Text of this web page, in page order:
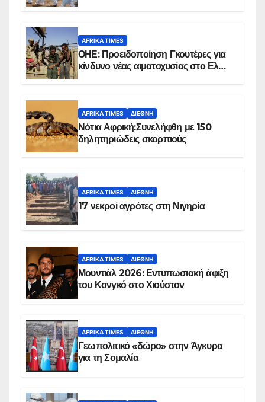
AFRIKA TIMES
ΟΗΕ: Προειδοποίηση Γκουτέρες για
κίνδυνο νέας αιματοχυσίας στο Ελ
AFRIKA TIMES ΔΙΕΘΝΉ
Νότια Αφρική:Συνελήφθη με 150
δηλητηριώδεις σκορπιούς
AFRIKA TIMES ΔΙΕΘΝΉ
17 νεκροί αγρότες στη Νιγηρία
AFRIKA TIMES ΔΙΕΘΝΉ
Μουντιάλ 2026: Εντυπωσιακή άφιξη
του Κονγκό στο Χιούστον
AFRIKA TIMES ΔΙΕΘΝΉ
Γεωπολιτικό «δώρο» στην Άγκυρα
για τη Σομαλία